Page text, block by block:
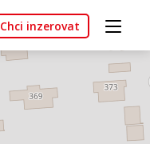
Chci inzerovat